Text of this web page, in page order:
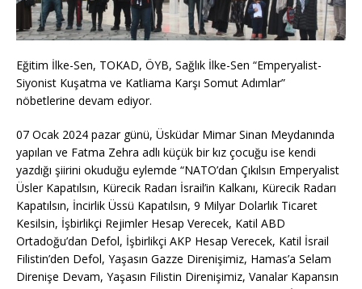
Eğitim İlke-Sen, TOKAD, ÖYB, Sağlık İlke-Sen “Emperyalist-
Siyonist Kuşatma ve Katliama Karşı Somut Adımlar”
nöbetlerine devam ediyor.
07 Ocak 2024 pazar günü, Üsküdar Mimar Sinan Meydanında
yapılan ve Fatma Zehra adlı küçük bir kız çocuğu ise kendi
yazdığı şiirini okuduğu eylemde “NATO’dan Çıkılsın Emperyalist
Üsler Kapatılsın, Kürecik Radarı İsrail’in Kalkanı, Kürecik Radarı
Kapatılsın, İncirlik Üssü Kapatılsın, 9 Milyar Dolarlık Ticaret
Kesilsin, İşbirlikçi Rejimler Hesap Verecek, Katil ABD
Ortadoğu’dan Defol, İşbirlikçi AKP Hesap Verecek, Katil İsrail
Filistin’den Defol, Yaşasın Gazze Direnişimiz, Hamas’a Selam
Direnişe Devam, Yaşasın Filistin Direnişimiz, Vanalar Kapansın